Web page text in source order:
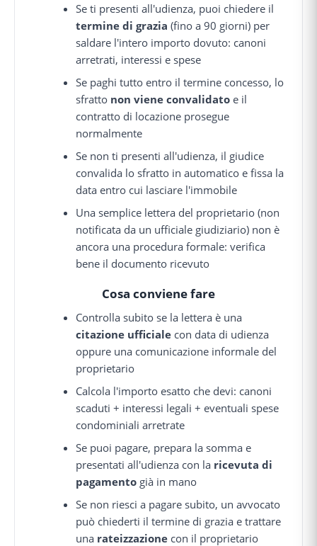
Se ti presenti all'udienza, puoi chiedere il
termine di grazia (fino a 90 giorni) per
saldare l'intero importo dovuto: canoni
arretrati, interessi e spese
Se paghi tutto entro il termine concesso, lo
sfratto non viene convalidato e il
contratto di locazione prosegue
normalmente
Se non ti presenti all'udienza, il giudice
convalida lo sfratto in automatico e fissa la
data entro cui lasciare l'immobile
Una semplice lettera del proprietario (non
notificata da un ufficiale giudiziario) non è
ancora una procedura formale: verifica
bene il documento ricevuto
Cosa conviene fare
Controlla subito se la lettera è una
citazione ufficiale con data di udienza
oppure una comunicazione informale del
proprietario
Calcola l'importo esatto che devi: canoni
scaduti + interessi legali + eventuali spese
condominiali arretrate
Se puoi pagare, prepara la somma e
presentati all'udienza con la ricevuta di
pagamento già in mano
Se non riesci a pagare subito, un avvocato
può chiederti il termine di grazia e trattare
una rateizzazione con il proprietario